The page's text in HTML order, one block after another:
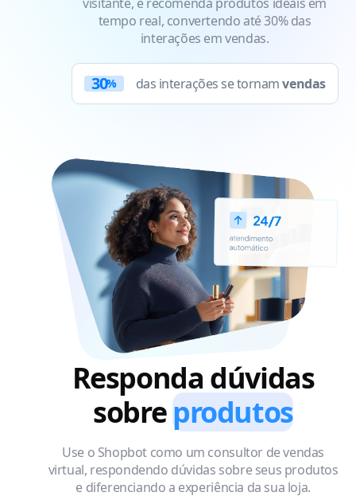
tempo real, convertendo até 30% das
interações em vendas.
30% das interações se tornamvendas
Responda dúvidas
sobreprodutos
Use o Shopbot como um consultor de vendas
virtual, respondendo dúvidas sobre seus produtos
e diferenciando a experiência da sua loja.